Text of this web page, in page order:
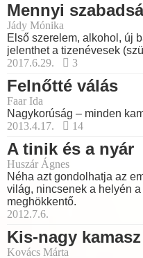
Mennyi
Jády Mónika
Első szerelem, alkohol, új
jelenthet a tizenévesek
2017.6.29.
3
Felnőtté válás
Faar Ida
Nagykorúság – minden
2013.4.17.
14
A tinik és a nyár
Huszár Ágnes
Néha azt gondolhatja az
világ, nincsenek a helyén
meghökkentő.
2012.7.6.
Kis-nagy kamasz
Kovács Márta